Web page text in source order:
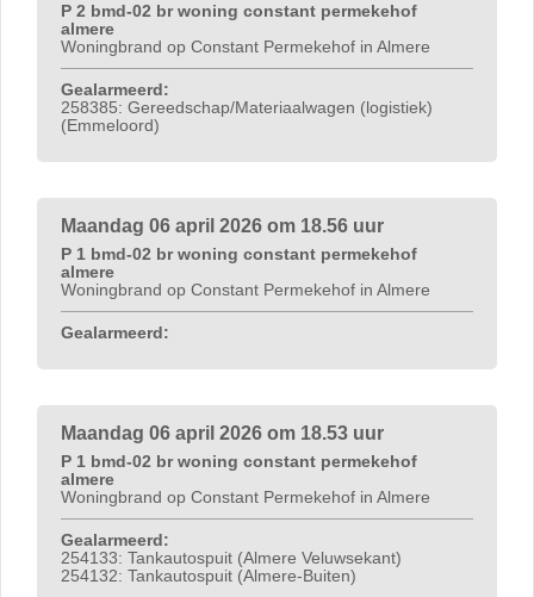
P 2 bmd-02 br woning constant permekehof
almere
Woningbrand op Constant Permekehof in Almere
Gealarmeerd:
258385: Gereedschap/Materiaalwagen (logistiek)
(Emmeloord)
Maandag 06 april 2026 om 18.56 uur
P 1 bmd-02 br woning constant permekehof
almere
Woningbrand op Constant Permekehof in Almere
Gealarmeerd:
Maandag 06 april 2026 om 18.53 uur
P 1 bmd-02 br woning constant permekehof
almere
Woningbrand op Constant Permekehof in Almere
Gealarmeerd:
254133: Tankautospuit (Almere Veluwsekant)
254132: Tankautospuit (Almere-Buiten)